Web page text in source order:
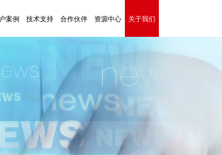
案例 技术支持 合作伙伴 资源中心 关于我们